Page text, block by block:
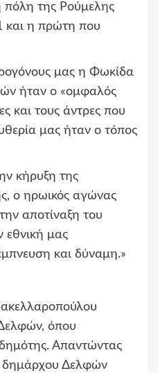
πόλη της Ρούμελης
και η πρώτη που
μας η Φωκίδα
ήταν ο «ομφαλός
και τους άντρες που
μας ήταν ο τόπος
κήρυξη της
ο ηρωικός αγώνας
αποτίναξη του
εθνική μας
και δύναμη.»
όπου
Απαντώντας
Δελφών